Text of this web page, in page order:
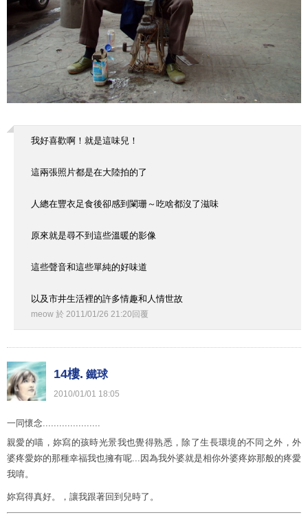
我好喜歡啊！就是這味兒！
這兩張照片都是在大陸拍的了
人總在豐衣足食後卻感到闌珊～吃啥都沒了滋味
原來就是尋不到這些溫暖的影像
這些聲音和這些單純的好味道
以及市井生活裡的許多情趣和人情世故
meow 於 2011 /01 /26 21 :20回覆
14樓. 鐵球
2010/01 /01 18:05
一同懷念.....................
親愛的喵，妳寫的孩時光景我也覺得熟悉，除了生長環境的不同之外，外
婆疼愛妳的那種幸福我也擁有呢...因為我外婆就是相你外婆疼妳那般的疼愛
我唷。
妳寫得真好。，讓我跟著回到兒時了。